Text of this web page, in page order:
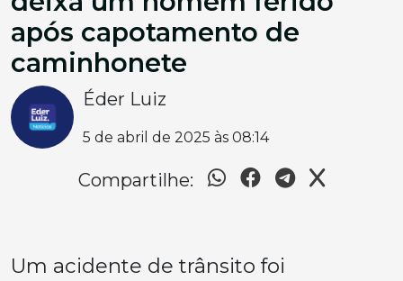
após capotamento de
caminhonete
Éder Luiz
5 de abril de 2025 às 08:14
Compartilhe:
Um acidente de trânsito foi